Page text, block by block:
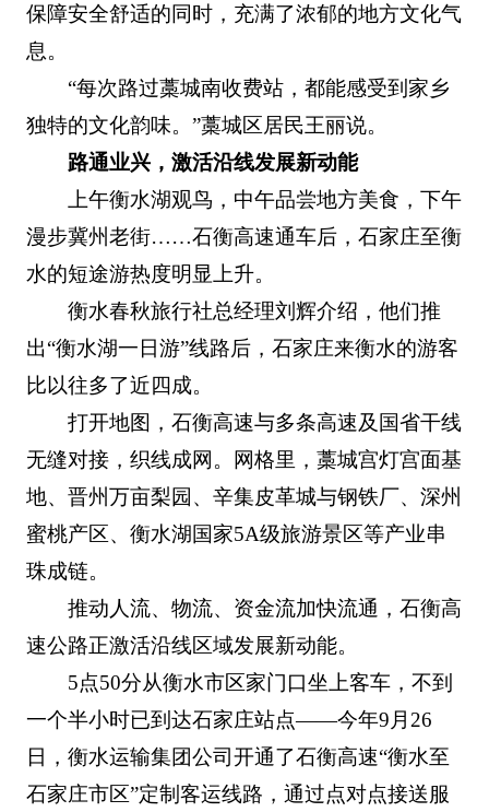
保障安全舒适的同时，充满了浓郁的地方文化气
息。
“每次路过藁城南收费站，都能感受到家乡
独特的文化韵味。”藁城区居民王丽说。
路通业兴，激活沿线发展新动能
上午衡水湖观鸟，中午品尝地方美食，下午
漫步冀州老街……石衡高速通车后，石家庄至衡
水的短途游热度明显上升。
衡水春秋旅行社总经理刘辉介绍，他们推
出“衡水湖一日游”线路后，石家庄来衡水的游客
比以往多了近四成。
打开地图，石衡高速与多条高速及国省干线
无缝对接，织线成网。网格里，藁城宫灯宫面基
地、晋州万亩梨园、辛集皮革城与钢铁厂、深州
蜜桃产区、衡水湖国家5A级旅游景区等产业串
珠成链。
推动人流、物流、资金流加快流通，石衡高
速公路正激活沿线区域发展新动能。
5点50分从衡水市区家门口坐上客车，不到
一个半小时已到达石家庄站点——今年9月26
日，衡水运输集团公司开通了石衡高速“衡水至
石家庄市区”定制客运线路，通过点对点接送服